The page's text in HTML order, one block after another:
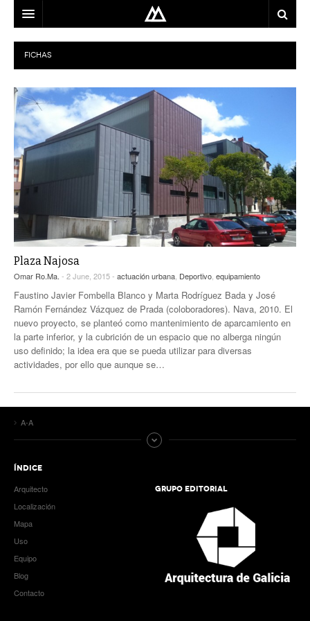
ARQUITECTO
LOCALIZACIÓN
MAPA
USO
EQUIPO
BLOG
FICHAS
Plaza Najosa
Omar Ro.Ma. - 2 June, 2015 - actuación urbana Deportivo equipamiento
Faustino Javier Fombella Blanco y Marta Rodríguez Bada y José
Ramón Fernández Vázquez de Prada (coloboradores). Nava, 2010. El
nuevo proyecto, se planteó como mantenimiento de aparcamiento en
la parte inferior, y la cubrición de un espacio que no alberga ningún
uso definido; la idea era que se pueda utilizar para diversas
actividades, por ello que aunque se…
A-A
ÍNDICE
Arquitecto
Localización
Mapa
Uso
Equipo
Blog
Contacto
GRUPO EDITORIAL